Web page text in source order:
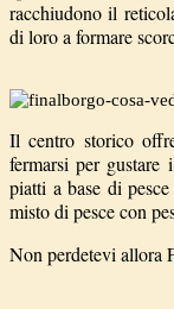
racchiudono il
di loro a formare
Il centro storico
fermarsi per
piatti a base di
misto di pesce con
Non perdetevi allora